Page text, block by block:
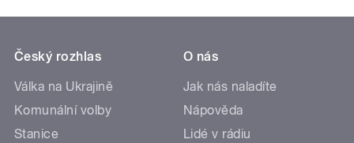
Český rozhlas
Válka na Ukrajině
Komunální volby
Stanice
O nás
Jak nás naladíte
Nápověda
Lidé v rádiu